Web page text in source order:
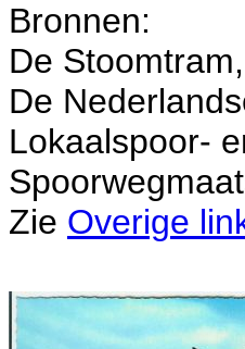
Bronnen:
De
De
Lokaalspoor-
Zie Overige